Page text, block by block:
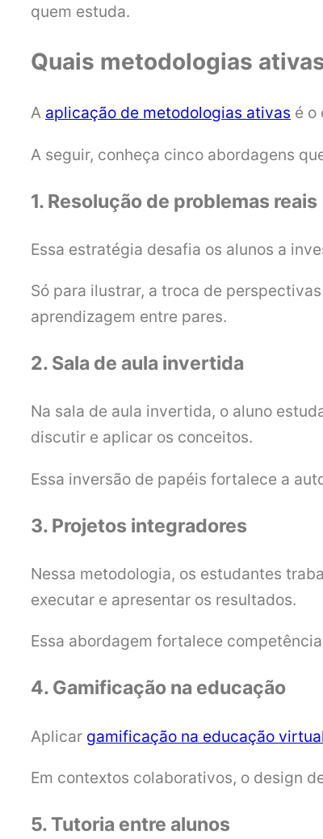
quem estuda.
Quais metodologias
A aplicação de metodologias ativas é o
A seguir, conheça cinco abordagens
1. Resolução de problemas reais
Essa estratégia desafia os alunos a
Só para ilustrar, a troca de
aprendizagem entre pares.
2. Sala de aula invertida
Na sala de aula invertida, o aluno
discutir e aplicar os conceitos.
Essa inversão de papéis fortalece a
3. Projetos integradores
Nessa metodologia, os estudantes
executar e apresentar os resultados.
Essa abordagem fortalece
4. Gamificação na educação
Aplicar gamificação na educação virtual
Em contextos colaborativos, o design
5. Tutoria entre alunos